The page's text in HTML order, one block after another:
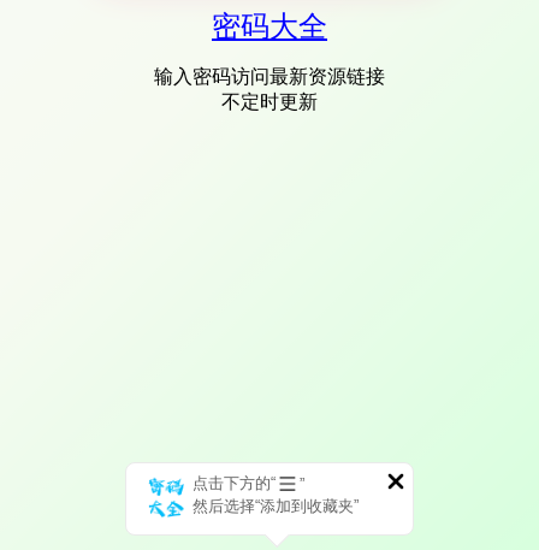
密码大全
输入密码访问最新资源链接
不定时更新
点击下方的“
”
然后选择“添加到收藏夹”